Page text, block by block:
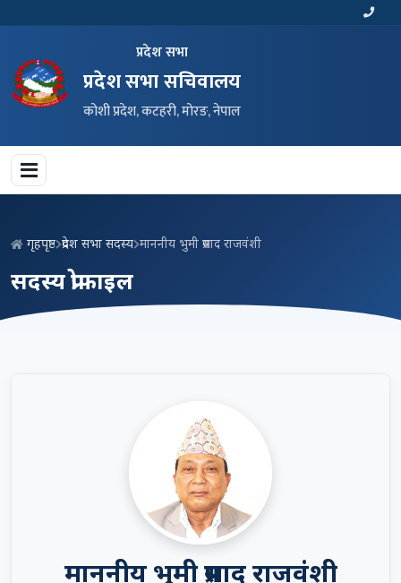
प्रदेश सभा
प्रदेश सभा सचिवालय
कोशी प्रदेश, कटहरी, मोरङ, नेपाल
गृहपृष्ठ प्रदेश सभा सदस्य माननीय भुमी प्रसाद राजवंशी
सदस्य प्रोफाइल
माननीय भुमी प्रसाद राजवंशी